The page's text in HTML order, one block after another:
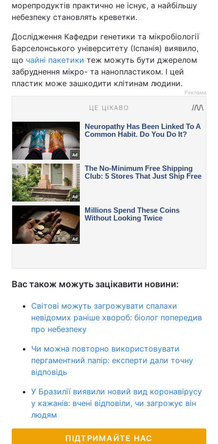
морепродуктів практично не існує, а найбільшу
небезпеку становлять креветки.
Дослідження Кафедри генетики та мікробіології
Барселонського університету (Іспанія) виявило,
що чайні пакетики теж можуть бути джерелом
забруднення мікро- та нанопластиком. І цей
пластик може зашкодити клітинам людини.
Реклама
Вас також можуть зацікавити новини:
Світові можуть загрожувати спалахи
невідомих раніше хвороб: біолог попередив
про небезпеку
Чи можна повторно використовувати
пергаментний папір: експерти дали точну
відповідь
У Бразилії виявили новий вид коронавірусу
у кажанів: вчені відповіли, чи загрожує він
людям
ПІДТРИМАЙТЕ НАС